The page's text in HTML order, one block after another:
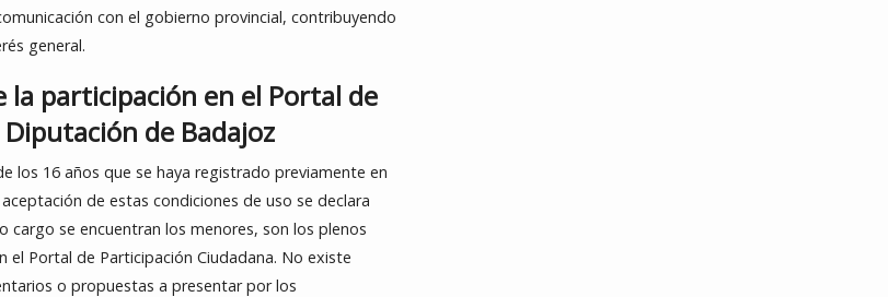
con el gobierno provincial, contribuyendo
general.
la participación en el Portal de
de Badajoz
los 16 años que se haya registrado previamente en
de estas condiciones de uso se declara
cargo se encuentran los menores, son los plenos
Portal de Participación Ciudadana. No existe
o propuestas a presentar por los